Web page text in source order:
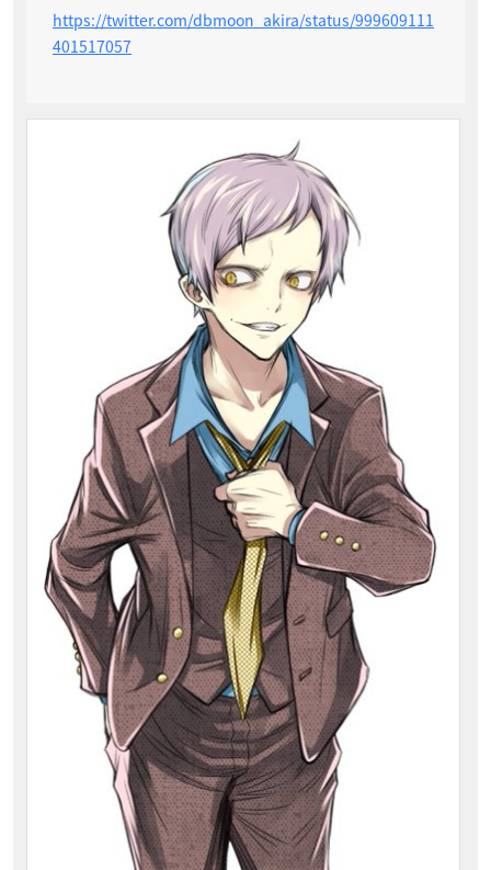
https://twitter.com/dbmoon_akira/status/999609111
401517057